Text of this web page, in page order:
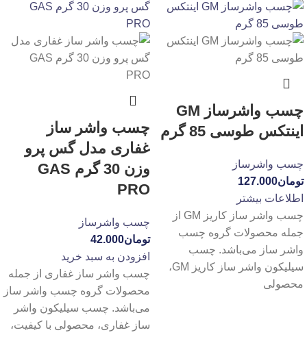
چسب واشرساز GM
اینتکس طوسی 85 گرم
چسب واشرساز
تومان127.000
اطلاعات بیشتر
چسب واشر ساز کاریز GM از
جمله محصولات گروه چسب
واشر ساز می‌باشد. چسب
سیلیکون واشر ساز کاریز GM،
محصولی
چسب واشر ساز
غفاری مدل گس پرو
وزن 30 گرم GAS
PRO
چسب واشرساز
تومان42.000
افزودن به سبد خرید
چسب واشر ساز غفاری از جمله
محصولات گروه چسب واشر ساز
می‌باشد. چسب سیلیکون واشر
ساز غفاری، محصولی با کیفیت،